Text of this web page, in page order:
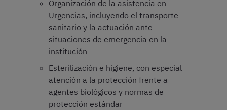
Organización de la asistencia en
Urgencias, incluyendo el transporte
sanitario y la actuación ante
situaciones de emergencia en la
institución
Esterilización e higiene, con especial
atención a la protección frente a
agentes biológicos y normas de
protección estándar